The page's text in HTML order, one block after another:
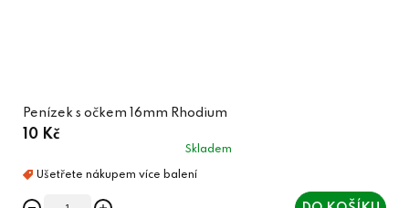
Penízek s očkem 16mm Rhodium
10 Kč
Skladem